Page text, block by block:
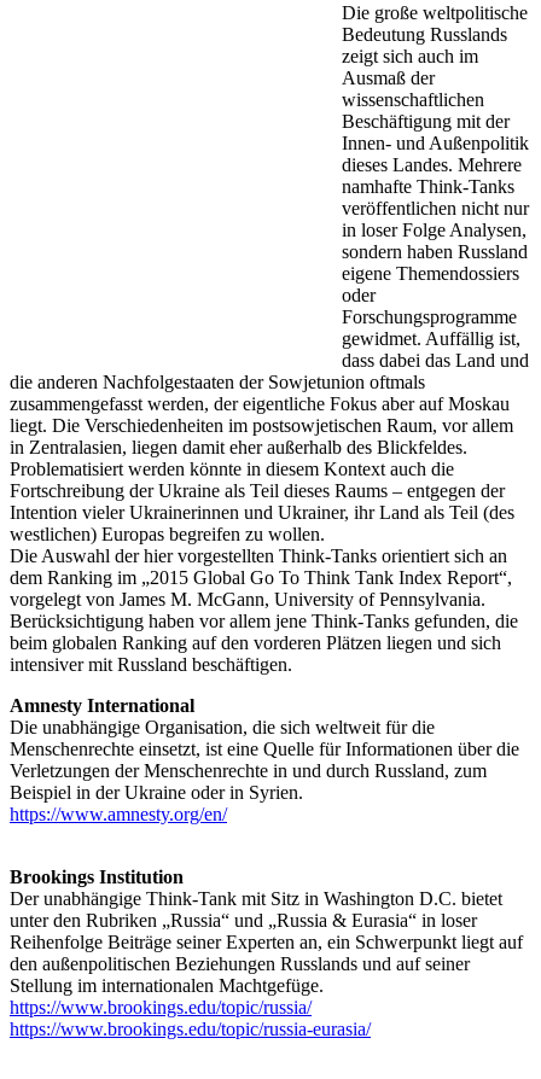
Die große weltpolitische
Bedeutung Russlands
zeigt sich auch im
Ausmaß der
wissenschaftlichen
Beschäftigung mit der
Innen- und Außenpolitik
dieses Landes. Mehrere
namhafte Think-Tanks
veröffentlichen nicht nur
in loser Folge Analysen,
sondern haben Russland
eigene Themendossiers
oder
Forschungsprogramme
gewidmet. Auffällig ist,
dass dabei das Land und
die anderen Nachfolgestaaten der Sowjetunion oftmals
zusammengefasst werden, der eigentliche Fokus aber auf Moskau
liegt. Die Verschiedenheiten im postsowjetischen Raum, vor allem
in Zentralasien, liegen damit eher außerhalb des Blickfeldes.
Problematisiert werden könnte in diesem Kontext auch die
Fortschreibung der Ukraine als Teil dieses Raums – entgegen der
Intention vieler Ukrainerinnen und Ukrainer, ihr Land als Teil (des
westlichen) Europas begreifen zu wollen.
Die Auswahl der hier vorgestellten Think-Tanks orientiert sich an
dem Ranking im „2015 Global Go To Think Tank Index Report“,
vorgelegt von James M. McGann, University of Pennsylvania.
Berücksichtigung haben vor allem jene Think-Tanks gefunden, die
beim globalen Ranking auf den vorderen Plätzen liegen und sich
intensiver mit Russland beschäftigen.
Amnesty International
Die unabhängige Organisation, die sich weltweit für die
Menschenrechte einsetzt, ist eine Quelle für Informationen über die
Verletzungen der Menschenrechte in und durch Russland, zum
Beispiel in der Ukraine oder in Syrien.
https://www.amnesty.org/en/
Brookings Institution
Der unabhängige Think-Tank mit Sitz in Washington D.C. bietet
unter den Rubriken „Russia“ und „Russia & Eurasia“ in loser
Reihenfolge Beiträge seiner Experten an, ein Schwerpunkt liegt auf
den außenpolitischen Beziehungen Russlands und auf seiner
Stellung im internationalen Machtgefüge.
https://www.brookings.edu/topic/russia/
https://www.brookings.edu/topic/russia-eurasia/